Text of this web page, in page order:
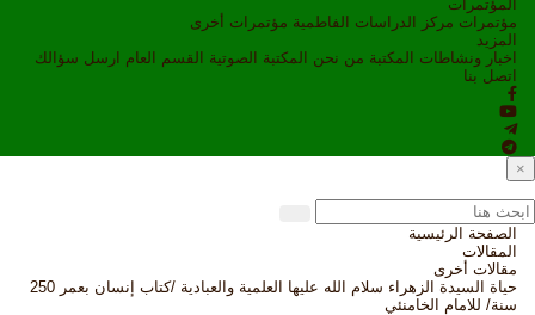
المؤتمرات
مؤتمرات مركز الدراسات الفاطمية مؤتمرات أخرى
المزيد
اخبار ونشاطات
المكتبة من نحن المكتبة الصوتية القسم العام ارسل سؤالك
اتصل بنا
×
الصفحة الرئيسية
المقالات
مقالات أخرى
حياة السيدة الزهراء سلام الله عليها العلمية والعبادية /كتاب إنسان بعمر 250
سنة/ للامام الخامنئي